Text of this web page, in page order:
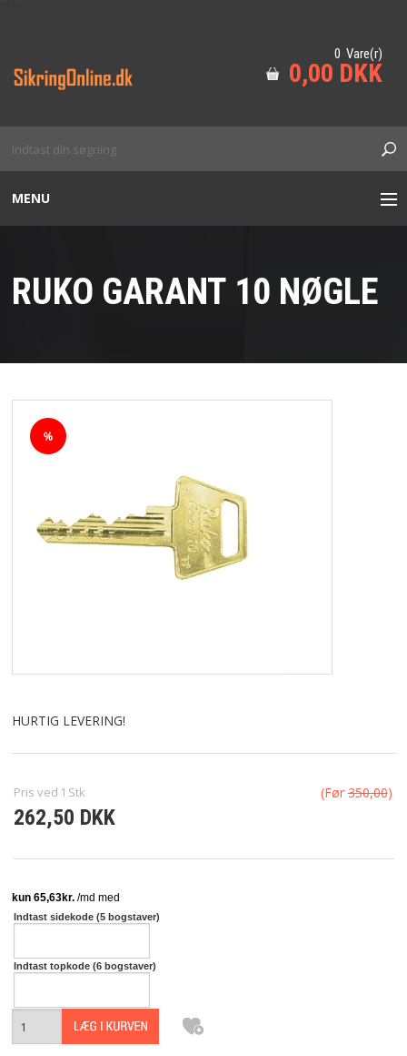
0 Vare(r)
0,00 DKK
MENU
DØRLUKKERE
ELEKTRISKE LÅSE & EL-SLUTBLIK
HÆNGELÅSE & NØGLEBOKSE
LÅSEKASSER
FORSIDE
KURV
NYHEDER
PROFIL
VILKÅR
SØGNING
RUKO GARANT 10 NØGLE
HURTIG LEVERING!
Pris ved 1 Stk (Før350,00)
262,50 DKK
Indtast sidekode (5 bogstaver)
Indtast topkode (6 bogstaver)